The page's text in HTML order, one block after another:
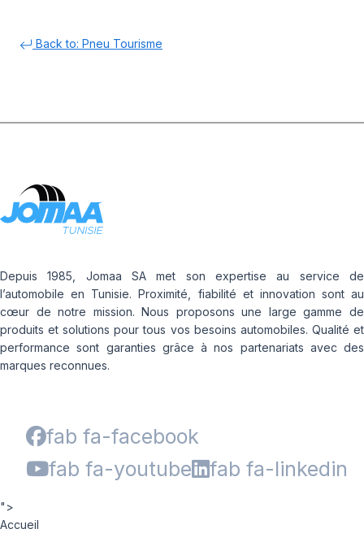
Back to: Pneu Tourisme
Depuis 1985, Jomaa SA met son expertise au service de
l’automobile en Tunisie. Proximité, fiabilité et innovation sont au
cœur de notre mission. Nous proposons une large gamme de
produits et solutions pour tous vos besoins automobiles. Qualité et
performance sont garanties grâce à nos partenariats avec des
marques reconnues.
fab fa-facebook
fab fa-youtube
fab fa-linkedin
">
Accueil